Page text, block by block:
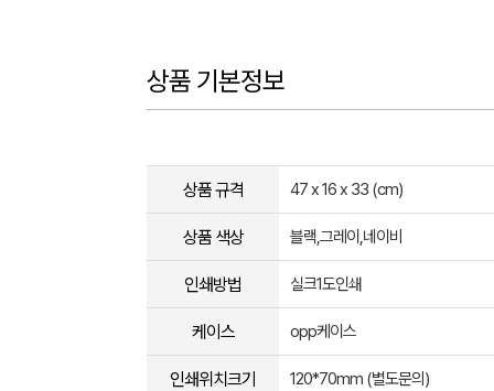
상품 기본정보
상품 규격 47 x 16 x 33 (cm)
상품 색상 블랙,그레이,네이비
인쇄방법 실크1도인쇄
케이스 opp케이스
인쇄위치크기 120*70mm (별도문의)